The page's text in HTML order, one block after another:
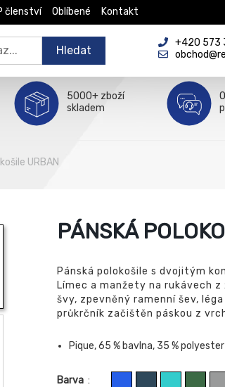
členství Oblíbené Kontakt
Hledat
+420 573
5000+ zboží
skladem
URBAN
PÁNSKÁ
Pánská polokošile s dvojitým
Límec a manžety na rukávech
švy, zpevněný ramenní šev,
průkrčník začištěn páskou z
Pique, 65 % bavlna, 35 % polyester
Barva :